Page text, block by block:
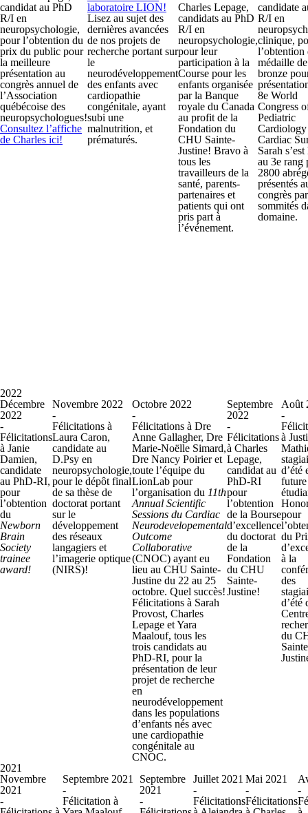
candidat au PhD
R/I en
neuropsychologie,
pour l’obtention du
prix du public pour
la meilleure
présentation au
congrès annuel de
l’Association
québécoise des
neuropsychologues!
Consultez l’affiche
de Charles ici!
laboratoire LION!
Lisez au sujet des
dernières avancées
de nos projets de
recherche portant sur
le
neurodéveloppement
des enfants avec
cardiopathie
congénitale, ayant
subi une
malnutrition, et
prématurés.
Charles Lepage,
candidats au PhD
R/I en
neuropsychologie,
pour leur
participation à la
Course pour les
enfants organisée
par la Banque
royale du Canada
au profit de la
Fondation du
CHU Sainte-
Justine! Bravo à
tous les
travailleurs de la
santé, parents-
partenaires et
patients qui ont
pris part à
l’événement.
candidate
R/I en
clinique,
l’obtention
médaille de
bronze
8e World
Congress
Pediatric
Cardiology
Cardiac
Sarah s’est
au 3e rang
2800
présentés
congrès
sommités
domaine.
2022
Décembre
2022
-
Félicitations
à Janie
Damien,
candidate
au PhD-RI,
pour
l’obtention
du
Newborn
Brain
Society
trainee
award!
Novembre 2022
-
Félicitations à
Laura Caron,
candidate au
D.Psy en
neuropsychologie,
pour le dépôt final
de sa thèse de
doctorat portant
sur le
développement
des réseaux
langagiers et
l’imagerie optique
(NIRS)!
Octobre 2022
-
Félicitations à Dre
Anne Gallagher, Dre
Marie-Noëlle Simard,
Dre Nancy Poirier et
toute l’équipe du
LionLab pour
l’organisation du 11th
Annual Scientific
Sessions du Cardiac
Neurodevelopemental
Outcome
Collaborative
(CNOC) ayant eu
lieu au CHU Sainte-
Justine du 22 au 25
octobre. Quel succès!
Félicitations à Sarah
Provost, Charles
Lepage et Yara
Maalouf, tous les
trois candidats au
PhD-RI, pour la
présentation de leur
projet de recherche
en
neurodéveloppement
dans les populations
d’enfants nés avec
une cardiopathie
congénitale au
CNOC.
Septembre
2022
-
Félicitations
à Charles
Lepage,
candidat au
PhD-RI
pour
l’obtention
de la Bourse
d’excellence
du doctorat
de la
Fondation
du CHU
Sainte-
Justine!
Août
-
à
d’été
future
pour
du
à la
des
d’été
du
2021
Novembre
2021
-
Septembre 2021
-
Félicitation à
Septembre
2021
-
Juillet 2021
-
Félicitations
Mai 2021
-
Félicitations
-